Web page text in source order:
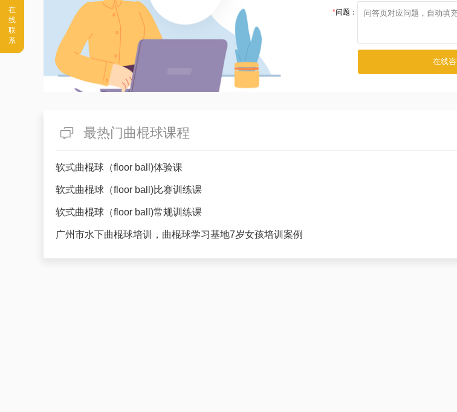
*问题：
最热门曲棍球课程
软式曲棍球（floor ball)体验课
软式曲棍球（floor ball)比赛训练课
软式曲棍球（floor ball)常规训练课
广州市水下曲棍球培训，曲棍球学习基地7岁女孩培训案例